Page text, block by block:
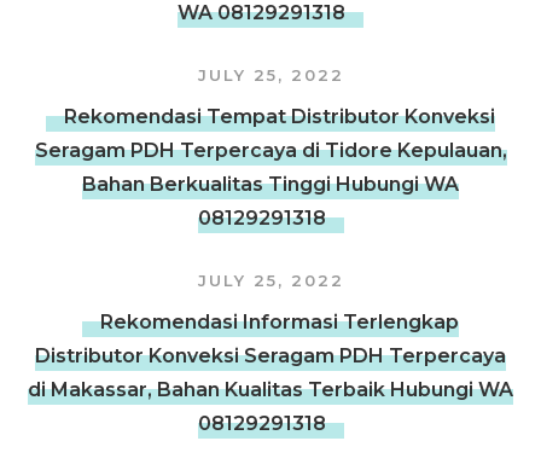
WA 08129291318
JULY 25, 2022
Rekomendasi Tempat Distributor Konveksi
Seragam PDH Terpercaya di Tidore Kepulauan,
Bahan Berkualitas Tinggi Hubungi WA
08129291318
JULY 25, 2022
Rekomendasi Informasi Terlengkap
Distributor Konveksi Seragam PDH Terpercaya
di Makassar, Bahan Kualitas Terbaik Hubungi WA
08129291318